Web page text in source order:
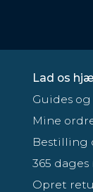
Lad os
Guides
Mine
Bestilling
365
Opret